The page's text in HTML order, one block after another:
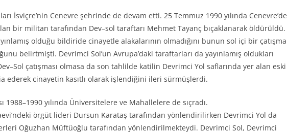
İsviçre’nin Cenevre şehrinde de devam etti. 25 Temmuz 1990 yılında Cenevre’de
bir militan tarafından Dev–sol taraftarı Mehmet Tayanç bıçaklanarak öldürüldü.
olduğu bildiride cinayetle alakalarının olmadığını bunun sol içi bir çatışma
belirtmişti. Devrimci Sol’un Avrupa’daki taraftarları da yayınlamış oldukları
çatışması olmasa da son tahlilde katilin Devrimci Yol saflarında yer alan eski
ederek cinayetin kasıtlı olarak işlendiğini ileri sürmüşlerdi.
1988–1990 yılında Üniversitelere ve Mahallelere de sıçradı.
örgüt lideri Dursun Karataş tarafından yönlendirilirken Devrimci Yol da
Oğuzhan Müftüoğlu tarafından yönlendirilmekteydi. Devrimci Sol, Devrimci